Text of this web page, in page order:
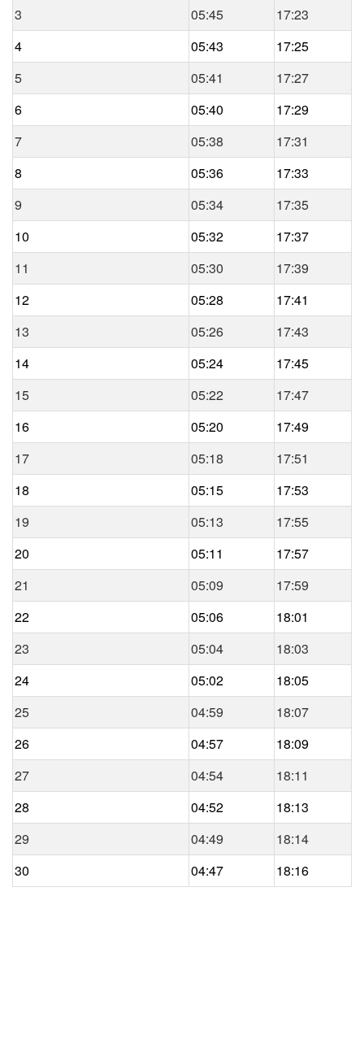
3
05:45
17:23
4
05:43
17:25
5
05:41
17:27
6
05:40
17:29
7
05:38
17:31
8
05:36
17:33
9
05:34
17:35
10
05:32
17:37
11
05:30
17:39
12
05:28
17:41
13
05:26
17:43
14
05:24
17:45
15
05:22
17:47
16
05:20
17:49
17
05:18
17:51
18
05:15
17:53
19
05:13
17:55
20
05:11
17:57
21
05:09
17:59
22
05:06
18:01
23
05:04
18:03
24
05:02
18:05
25
04:59
18:07
26
04:57
18:09
27
04:54
18:11
28
04:52
18:13
29
04:49
18:14
30
04:47 18:16